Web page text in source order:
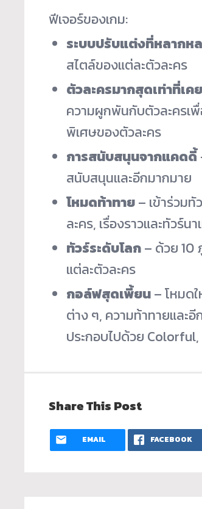
ฟีเจอร์ของเกม:
ระบบปรับแต่งที่หลากห
สไตล์ของแต่ละตัวละคร
ตัวละครมากสุดเท่าที่เค
ความผูกพันกับตัวละครเพื่
พิเศษของตัวละคร
การสนับสนุนจากแคดดี้
สนับสนุนและอีกมากมาย
โหมดท้าทาย– เข้าร่วมทั
ละคร, เรื่องราวและทัวร์น
ทัวร์ระดับโลก– ด้วย
แต่ละตัวละคร
กอล์ฟสุดเพี้ยน– โหมด
ต่าง ๆ, ความท้าทายและอี
ประกอบไปด้วย
Share This Post
EMAIL FACEBOOK